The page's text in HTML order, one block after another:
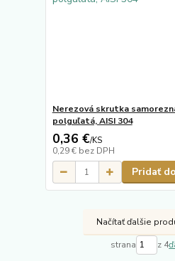
Nerezová skrutka
polguľatá, AISI 304
0,36 €/KS
0,29 € bez DPH
Pridať
Načítať ďalšie
strana z 4